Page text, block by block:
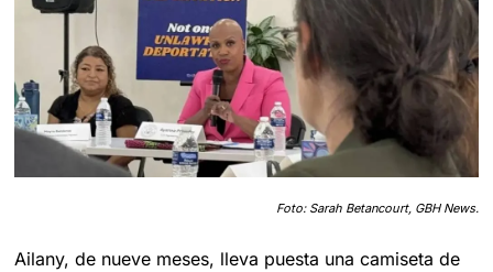
Foto: Sarah Betancourt, GBH News.
Ailany, de nueve meses, lleva puesta una camiseta de